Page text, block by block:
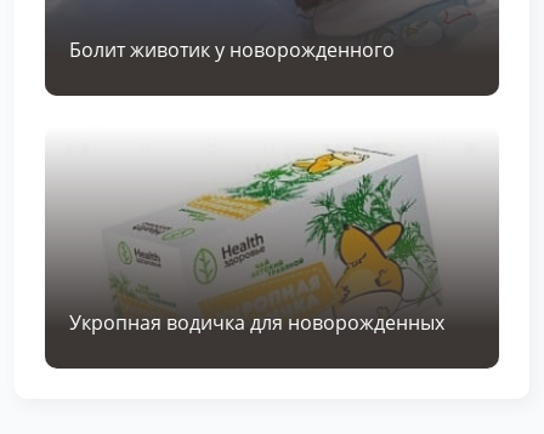
Болит животик у новорожденного
Укропная водичка для новорожденных